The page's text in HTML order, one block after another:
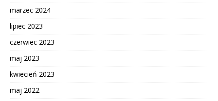
marzec 2024
lipiec 2023
czerwiec 2023
maj 2023
kwiecień 2023
maj 2022